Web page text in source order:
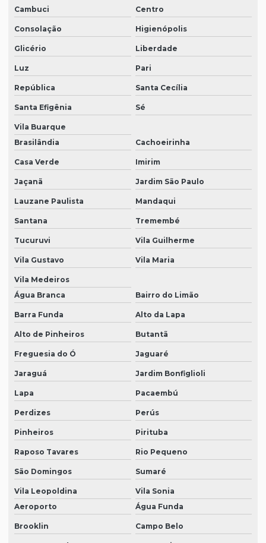
Equipamentos epi sp
Equipamentos de proteção epi
Equipamentos de proteção visual
Fornecedor de epi sp
Fornecedores de epi
Kit de epi
Loja de botas pvc
Loja de calçados epi
Loja de epi em sp
Loja de equipamentos epi
Luvas para limpeza em geral
Máscara descartável proteção produtos químicos
Máscara de proteção descartável
Máscara de proteção respiratória
óculos de proteção epi preço
Onde comprar bota epi
Onde comprar epi
Onde comprar epi para eletricista
Roupas de proteção epi
Vestimenta de proteção epi
Cambuci Centro
Consolação Higienópolis
Glicério Liberdade
Luz Pari
República Santa Cecília
Santa Efigênia Sé
Vila Buarque
Brasilândia
Cachoeirinha
Casa Verde Imirim
Jaçanã Jardim São Paulo
Lauzane Paulista Mandaqui
Santana Tremembé
Tucuruvi Vila Guilherme
Vila Gustavo Vila Maria
Vila Medeiros
Água Branca
Bairro do Limão
Barra Funda Alto da Lapa
Alto de Pinheiros Butantã
Freguesia do Ó Jaguaré
Jaraguá Jardim Bonfiglioli
Lapa Pacaembú
Perdizes Perús
Pinheiros Pirituba
Raposo Tavares Rio Pequeno
São Domingos Sumaré
Vila Leopoldina
Vila Sonia
Aeroporto
Água Funda
Brooklin Campo Belo